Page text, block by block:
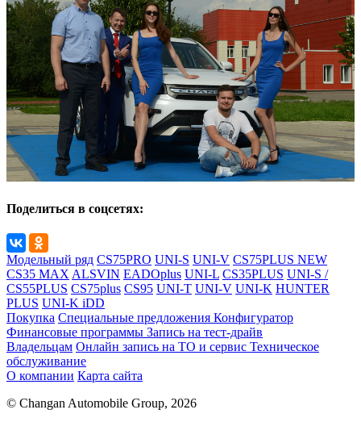
Поделиться в соцсетях:
Модельный ряд CS75PRO UNI-S UNI-V CS75PLUS NEW
CS35 MAX ALSVIN EADOplus UNI-L CS35PLUS UNI-S /
CS55PLUS CS75plus CS95 UNI-T UNI-V UNI-K HUNTER
PLUS UNI-K iDD
Покупка Специальные предложения Конфигуратор
Финансовые программы Запись на тест-драйв
Владельцам Онлайн запись на ТО и сервис Техническое
обслуживание
О компании Карта сайта
© Changan Automobile Group, 2026